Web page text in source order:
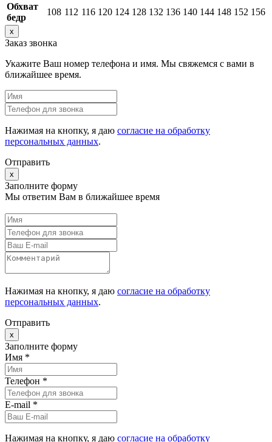
Обхват
бедр
108 112 116 120 124 128 132 136 140 144 148 152 156
x
Заказ звонка
Укажите Ваш номер телефона и имя. Мы свяжемся с вами в
ближайшее время.
Нажимая на кнопку, я даю согласие на обработку
персональных данных.
Отправить
x
Заполните форму
Мы ответим Вам в ближайшее время
Нажимая на кнопку, я даю согласие на обработку
персональных данных.
Отправить
x
Заполните форму
Имя *
Телефон *
E-mail *
Нажимая на кнопку, я даю согласие на обработку